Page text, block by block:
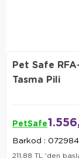
Pet Safe
Tasma Pili
PetSafe
Barkod :
211,88 TL 'den